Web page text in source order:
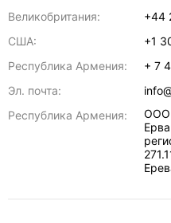
Великобритания:
+44
США:
+1
Республика Армения:
+ 7
Эл. почта:
Республика Армения:
ООО